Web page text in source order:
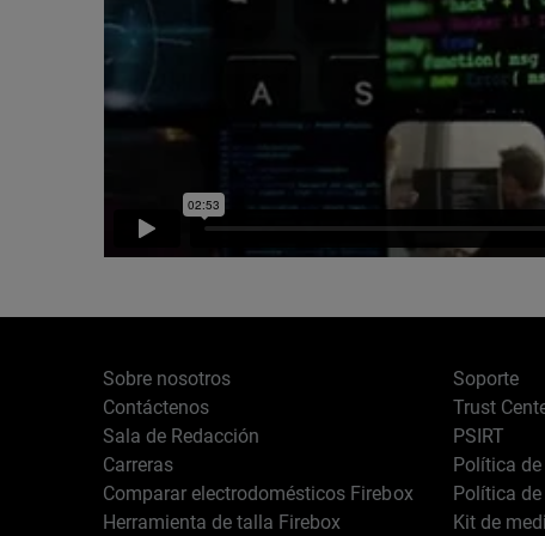
Sobre nosotros
Contáctenos
Sala de Redacción
Carreras
Comparar electrodomésticos Firebox
Herramienta de talla Firebox
Soporte
Trust
PSIRT
Política
Política
Kit de